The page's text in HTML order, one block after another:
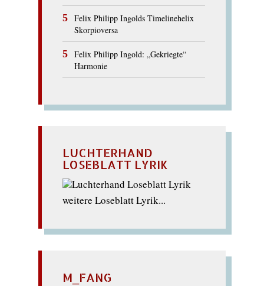
Felix Philipp Ingolds Timelinehelix
Skorpioversa
Felix Philipp Ingold: „Gekriegte“
Harmonie
LUCHTERHAND
LOSEBLATT LYRIK
weitere Loseblatt Lyrik...
M_FANG